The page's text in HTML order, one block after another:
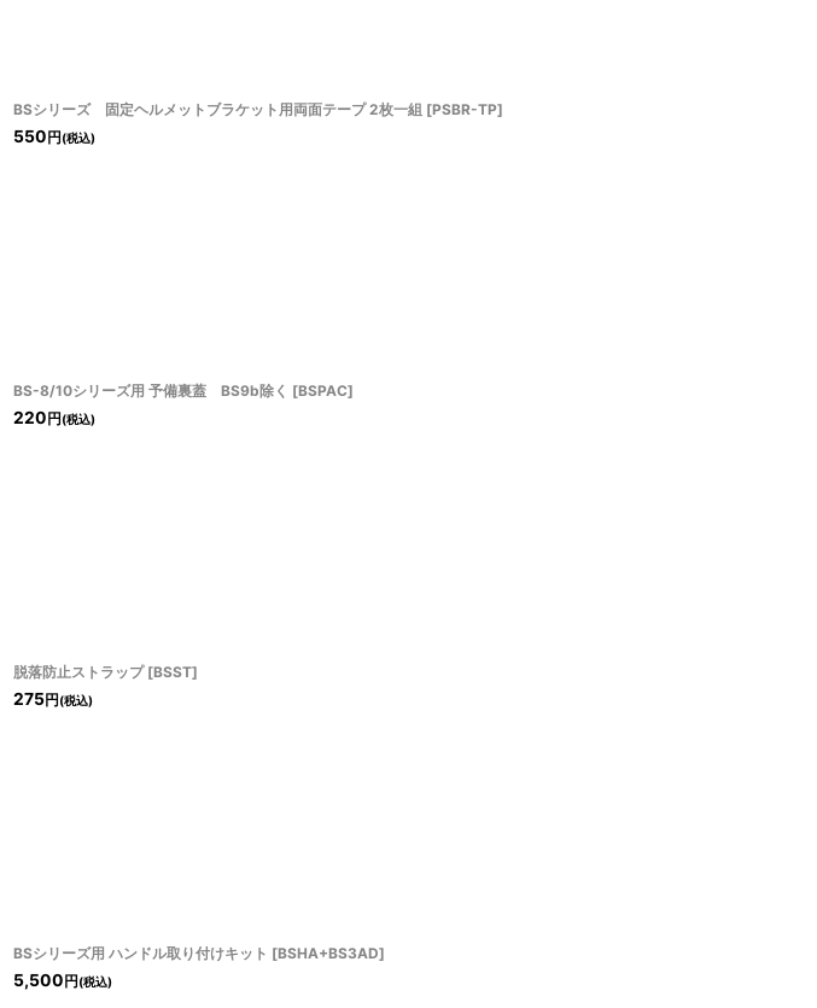
BSシリーズ 固定ヘルメットブラケット用両面テープ 2枚一組 [PSBR-TP]
550 円 (税込)
BS-8/10シリーズ用 予備裏蓋 BS9b除く [BSPAC]
220 円 (税込)
脱落防止ストラップ [BSST]
275円 (税込)
BSシリーズ用 ハンドル取り付けキット [BSHA+BS3AD]
5,500 円 (税込)